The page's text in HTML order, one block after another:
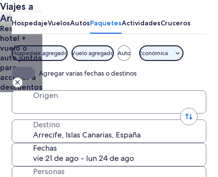
Viajes a
Arrecife
Todo
Incluido
Vuelo +
Hotel
Reserva un
hotel +
vuelo o
auto juntos
para
acceder a
descuentos
HospedajeVuelosAutosPaquetesActividadesCruceros
Hospedaje agregado Vuelo agregado Auto Económica
Agregar varias fechas o destinos
Origen
Destino
Fechas
Personas